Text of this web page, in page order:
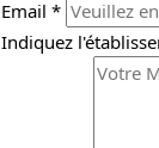
Email *
Indiquez